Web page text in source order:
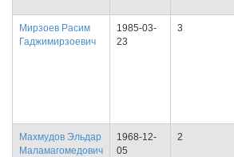
Мирзоев Расим
Гаджимирзоевич
1985-03-
23
3
Махмудов Эльдар
Маламагомедович
1968-12-
05
2